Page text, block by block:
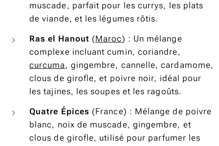
muscade, parfait pour les currys, les plats
de viande, et les légumes rôtis.
Ras el Hanout (Maroc) : Un mélange
complexe incluant cumin, coriandre,
curcuma, gingembre, cannelle, cardamome,
clous de girofle, et poivre noir, idéal pour
les tajines, les soupes et les ragoûts.
Quatre Épices (France) : Mélange de poivre
blanc, noix de muscade, gingembre, et
clous de girofle, utilisé pour parfumer les